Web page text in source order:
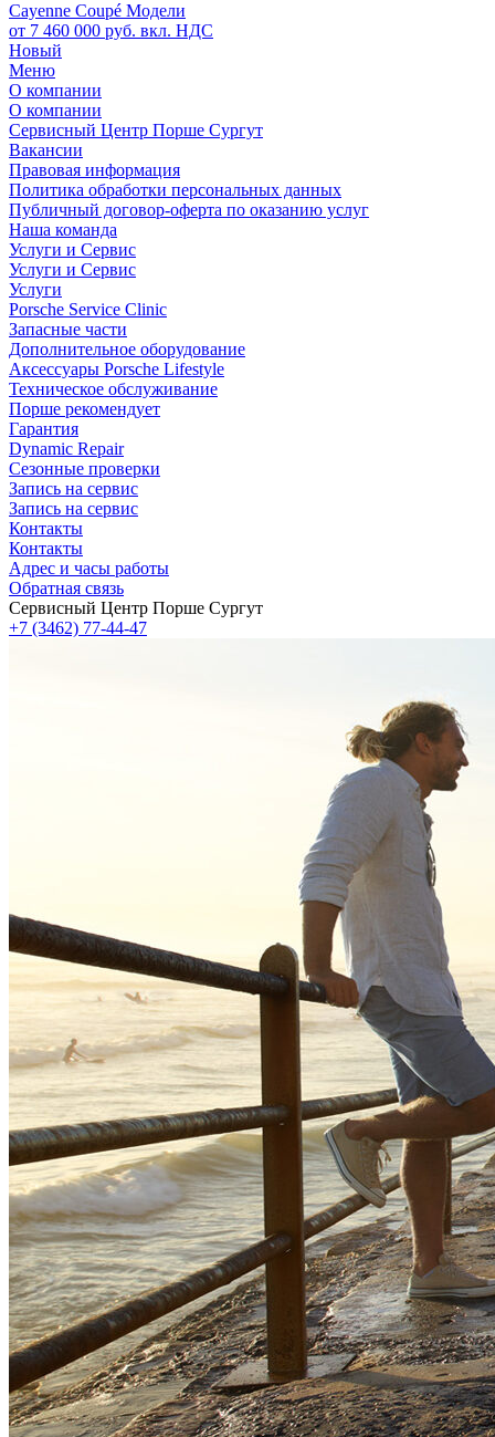
Cayenne Coupé Модели
от 7 460 000 руб. вкл. НДС
Новый
Меню
О компании
О компании
Сервисный Центр Порше Сургут
Вакансии
Правовая информация
Политика обработки персональных данных
Публичный договор-оферта по оказанию услуг
Наша команда
Услуги и Сервис
Услуги и Сервис
Услуги
Porsche Service Clinic
Запасные части
Дополнительное оборудование
Аксессуары Porsche Lifestyle
Техническое обслуживание
Порше рекомендует
Гарантия
Dynamic Repair
Сезонные проверки
Запись на сервис
Запись на сервис
Контакты
Контакты
Адрес и часы работы
Обратная связь
Сервисный Центр Порше Сургут
+7 (3462) 77-44-47